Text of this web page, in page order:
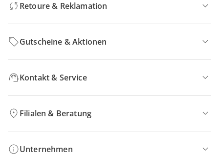
Retoure & Reklamation
Gutscheine & Aktionen
Kontakt & Service
Filialen & Beratung
Unternehmen